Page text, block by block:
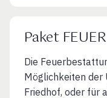
Paket FEUER
Die
Möglichkeiten der
Friedhof, oder für